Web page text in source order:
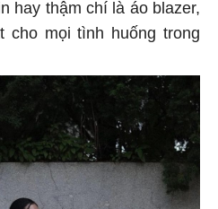
hay thậm chí là áo blazer,
cho mọi tình huống trong